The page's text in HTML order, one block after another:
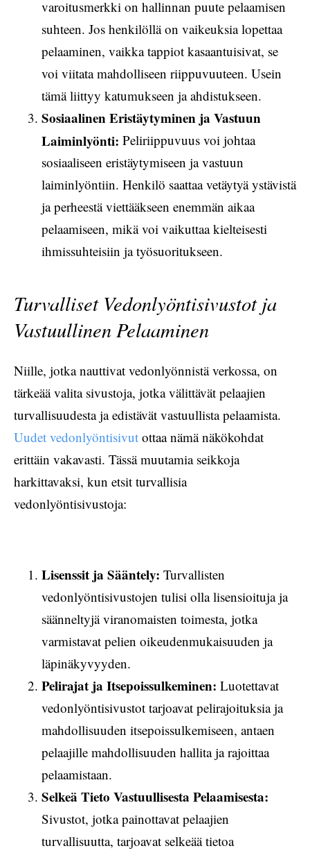
varoitusmerkki on hallinnan puute pelaamisen
suhteen. Jos henkilöllä on vaikeuksia lopettaa
pelaaminen, vaikka tappiot kasaantuisivat, se
voi viitata mahdolliseen riippuvuuteen. Usein
tämä liittyy katumukseen ja ahdistukseen.
Sosiaalinen Eristäytyminen ja Vastuun
Laiminlyönti: Peliriippuvuus voi johtaa
sosiaaliseen eristäytymiseen ja vastuun
laiminlyöntiin. Henkilö saattaa vetäytyä ystävistä
ja perheestä viettääkseen enemmän aikaa
pelaamiseen, mikä voi vaikuttaa kielteisesti
ihmissuhteisiin ja työsuoritukseen.
Turvalliset Vedonlyöntisivustot ja
Vastuullinen Pelaaminen
Niille, jotka nauttivat vedonlyönnistä verkossa, on
tärkeää valita sivustoja, jotka välittävät pelaajien
turvallisuudesta ja edistävät vastuullista pelaamista.
Uudet vedonlyöntisivut ottaa nämä näkökohdat
erittäin vakavasti. Tässä muutamia seikkoja
harkittavaksi, kun etsit turvallisia
vedonlyöntisivustoja:
Lisenssit ja Sääntely: Turvallisten
vedonlyöntisivustojen tulisi olla lisensioituja ja
säänneltyjä viranomaisten toimesta, jotka
varmistavat pelien oikeudenmukaisuuden ja
läpinäkyvyyden.
Pelirajat ja Itsepoissulkeminen: Luotettavat
vedonlyöntisivustot tarjoavat pelirajoituksia ja
mahdollisuuden itsepoissulkemiseen, antaen
pelaajille mahdollisuuden hallita ja rajoittaa
pelaamistaan.
Selkeä Tieto Vastuullisesta Pelaamisesta:
Sivustot, jotka painottavat pelaajien
turvallisuutta, tarjoavat selkeää tietoa